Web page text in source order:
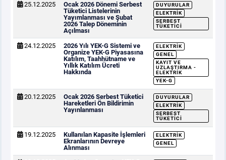
25.12.2025
Ocak 2026 Dönemi Serbest
Tüketici Listelerinin
Yayımlanması ve Şubat
2026 Talep Döneminin
Açılması
DUYURULAR
ELEKTRIK
SERBEST
TÜKETICI
24.12.2025
2026 Yılı YEK-G Sistemi ve
Organize YEK-G Piyasasına
Katılım, Taahhütname ve
Yıllık Katılım Ücreti
Hakkında
ELEKTRIK
GENEL
KAYIT VE
UZLAŞTIRMA -
ELEKTRIK
YEK-G
20.12.2025
Ocak 2026 Serbest Tüketici
Hareketleri Ön Bildirimin
Yayınlanması
DUYURULAR
ELEKTRIK
SERBEST
TÜKETICI
19.12.2025
Kullanılan Kapasite İşlemleri
Ekranlarının Devreye
Alınması
ELEKTRIK
GENEL